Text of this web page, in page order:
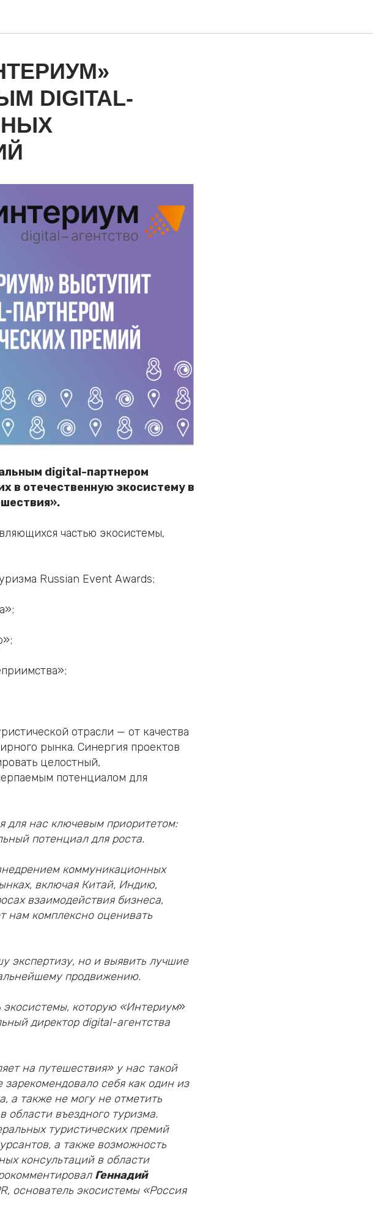
DIGITAL-
digital-партнером
в отечественную экосистему в
частью экосистемы,
Russian Event Awards;
отрасли — от качества
рынка. Синергия проектов
целостный,
потенциалом для
для нас ключевым приоритетом:
потенциал для роста.
коммуникационных
включая Китай, Индию,
взаимодействия бизнеса,
нам комплексно оценивать
экспертизу, но и выявить лучшие
продвижению.
экосистемы, которую «Интериум»
директор digital-агентства
на путешествия» у нас такой
себя как один из
а также не могу не отметить
области въездного туризма.
туристических премий
а также возможность
консультаций в области
Геннадий
основатель экосистемы «Россия